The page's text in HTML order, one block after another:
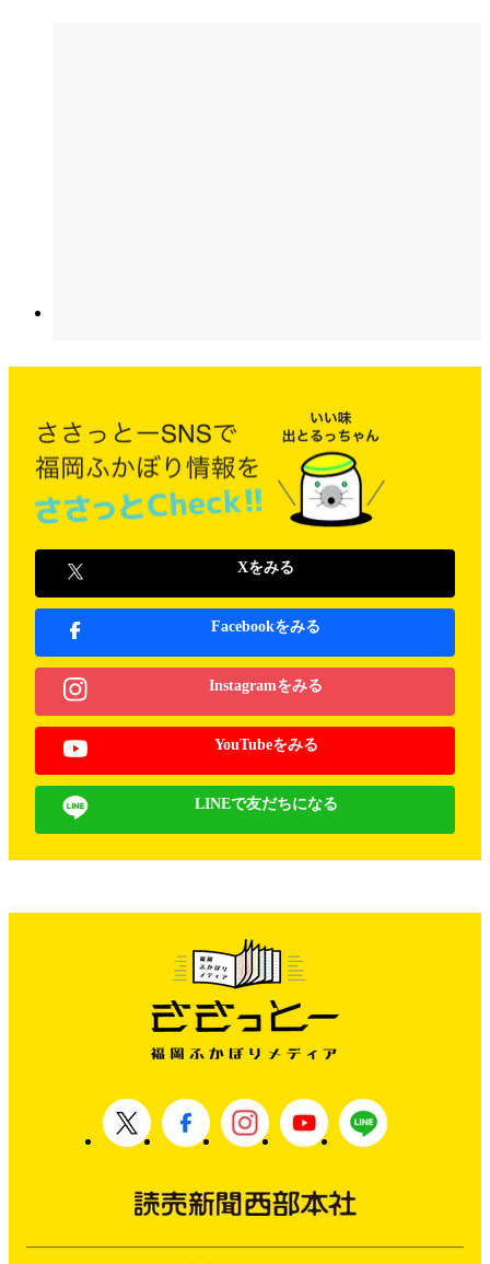
Xをみる
Facebookをみる
Instagramをみる
YouTubeをみる
LINEで友だちになる